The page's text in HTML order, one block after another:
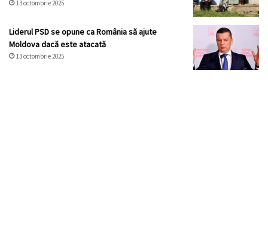
13 octombrie 2025
Liderul PSD se opune ca România să ajute
Moldova dacă este atacată
13 octombrie 2025